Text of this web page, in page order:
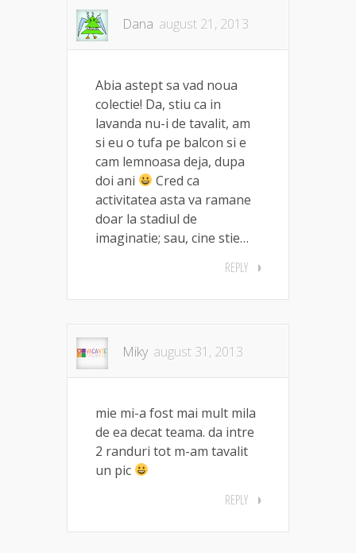
Dana august 21, 2013
Abia astept sa vad noua
colectie! Da, stiu ca in
lavanda nu-i de tavalit, am
si eu o tufa pe balcon si e
cam lemnoasa deja, dupa
doi ani
Cred ca
activitatea asta va ramane
doar la stadiul de
imaginatie; sau, cine stie…
REPLY
Miky august 31, 2013
mie mi-a fost mai mult mila
de ea decat teama. da intre
2 randuri tot m-am tavalit
un pic
REPLY